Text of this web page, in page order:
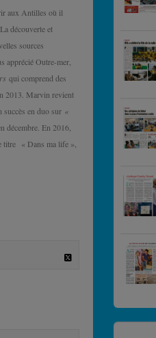
aux Antilles où il
découverte et
sources
apprécié Outre-mer,
qui comprend des
2013. Marvin revient
succès en duo sur «
décembre. En 2016,
titre « Dans ma life »,